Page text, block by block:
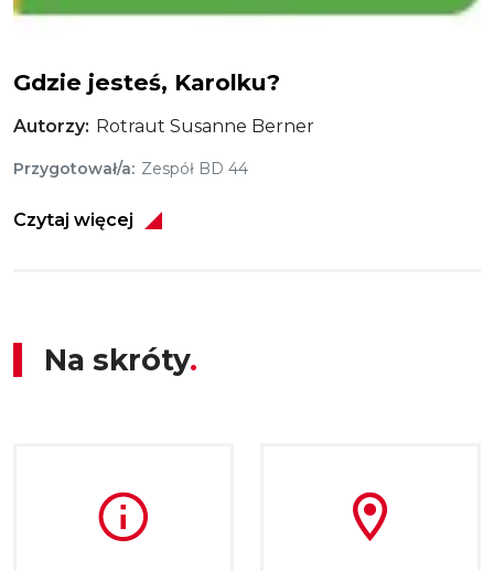
Gdzie jesteś, Karolku?
Autorzy Rotraut Susanne Berner
Przygotował/a Zespół BD 44
Czytaj więcej
Na skróty